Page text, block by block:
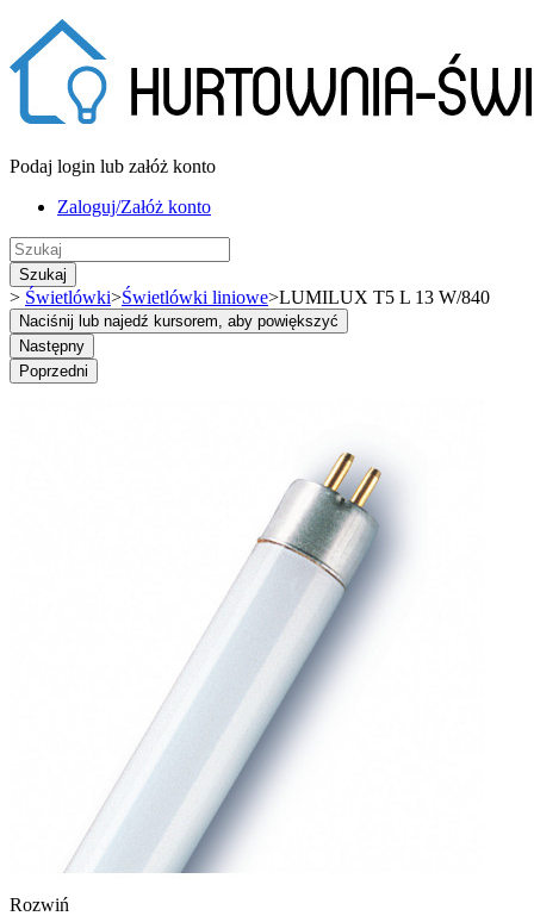
Podaj login lub załóż konto
Zaloguj/Załóż konto
Szukaj
> Świetlówki>Świetlówki liniowe>LUMILUX T5 L 13 W/840
Naciśnij lub najedź kursorem, aby powiększyć
Następny
Poprzedni
Rozwiń